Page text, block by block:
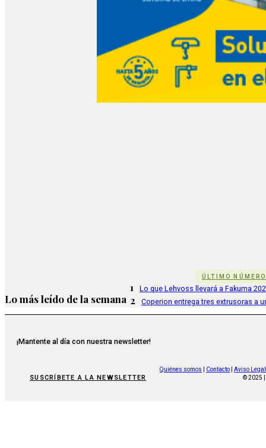
ÚLTIMO NÚMERO
Lo más leído de la semana
1 Lo que Lehvoss llevará a Fakuma
2 Coperion entrega tres extrusoras a
¡Mantente al día con nuestra newsletter!
SUSCRÍBETE A LA NEWSLETTER
Quiénes somos Contacto
Aviso Legal
© 2025